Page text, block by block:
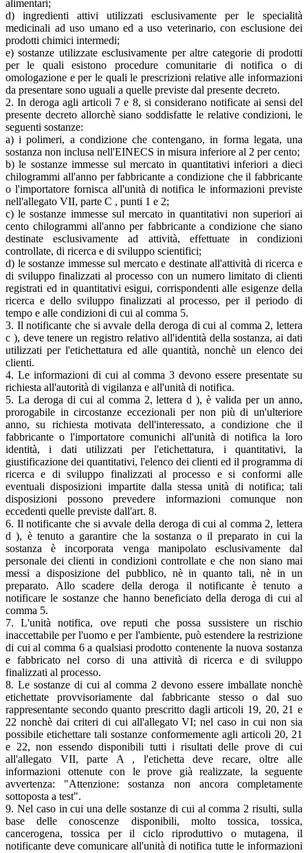
alimentari;
d) ingredienti attivi utilizzati esclusivamente per le specialità
medicinali ad uso umano ed a uso veterinario, con esclusione dei
prodotti chimici intermedi;
e) sostanze utilizzate esclusivamente per altre categorie di prodotti
per le quali esistono procedure comunitarie di notifica o di
omologazione e per le quali le prescrizioni relative alle informazioni
da presentare sono uguali a quelle previste dal presente decreto.
2. In deroga agli articoli 7 e 8, si considerano notificate ai sensi del
presente decreto allorchè siano soddisfatte le relative condizioni, le
seguenti sostanze:
a) i polimeri, a condizione che contengano, in forma legata, una
sostanza non inclusa nell'EINECS in misura inferiore al 2 per cento;
b) le sostanze immesse sul mercato in quantitativi inferiori a dieci
chilogrammi all'anno per fabbricante a condizione che il fabbricante
o l'importatore fornisca all'unità di notifica le informazioni previste
nell'allegato VII, parte C , punti 1 e 2;
c) le sostanze immesse sul mercato in quantitativi non superiori ai
cento chilogrammi all'anno per fabbricante a condizione che siano
destinate esclusivamente ad attività, effettuate in condizioni
controllate, di ricerca e di sviluppo scientifici;
d) le sostanze immesse sul mercato e destinate all'attività di ricerca e
di sviluppo finalizzati al processo con un numero limitato di clienti
registrati ed in quantitativi esigui, corrispondenti alle esigenze della
ricerca e dello sviluppo finalizzati al processo, per il periodo di
tempo e alle condizioni di cui al comma 5.
3. Il notificante che si avvale della deroga di cui al comma 2, lettera
c ), deve tenere un registro relativo all'identità della sostanza, ai dati
utilizzati per l'etichettatura ed alle quantità, nonchè un elenco dei
clienti.
4. Le informazioni di cui al comma 3 devono essere presentate su
richiesta all'autorità di vigilanza e all'unità di notifica.
5. La deroga di cui al comma 2, lettera d ), è valida per un anno,
prorogabile in circostanze eccezionali per non più di un'ulteriore
anno, su richiesta motivata dell'interessato, a condizione che il
fabbricante o l'importatore comunichi all'unità di notifica la loro
identità, i dati utilizzati per l'etichettatura, i quantitativi, la
giustificazione dei quantitativi, l'elenco dei clienti ed il programma di
ricerca e di sviluppo finalizzati al processo e si conformi alle
eventuali disposizioni impartite dalla stessa unità di notifica; tali
disposizioni possono prevedere informazioni comunque non
eccedenti quelle previste dall'art. 8.
6. Il notificante che si avvale della deroga di cui al comma 2, lettera
d ), è tenuto a garantire che la sostanza o il preparato in cui la
sostanza è incorporata venga manipolato esclusivamente dal
personale dei clienti in condizioni controllate e che non siano mai
messi a disposizione del pubblico, nè in quanto tali, nè in un
preparato. Allo scadere della deroga il notificante è tenuto a
notificare le sostanze che hanno beneficiato della deroga di cui al
comma 5.
7. L'unità notifica, ove reputi che possa sussistere un rischio
inaccettabile per l'uomo e per l'ambiente, può estendere la restrizione
di cui al comma 6 a qualsiasi prodotto contenente la nuova sostanza
e fabbricato nel corso di una attività di ricerca e di sviluppo
finalizzati al processo.
8. Le sostanze di cui al comma 2 devono essere imballate nonchè
etichettate provvisoriamente dal fabbricante stesso o dal suo
rappresentante secondo quanto prescritto dagli articoli 19, 20, 21 e
22 nonchè dai criteri di cui all'allegato VI; nel caso in cui non sia
possibile etichettare tali sostanze conformemente agli articoli 20, 21
e 22, non essendo disponibili tutti i risultati delle prove di cui
all'allegato VII, parte A , l'etichetta deve recare, oltre alle
informazioni ottenute con le prove già realizzate, la seguente
avvertenza: "Attenzione: sostanza non ancora completamente
sottoposta a test".
9. Nel caso in cui una delle sostanze di cui al comma 2 risulti, sulla
base delle conoscenze disponibili, molto tossica, tossica,
cancerogena, tossica per il ciclo riproduttivo o mutagena, il
notificante deve comunicare all'unità di notifica tutte le informazioni